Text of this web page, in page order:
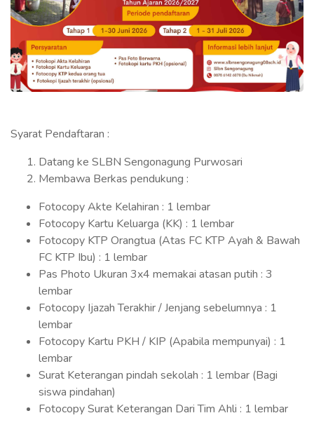
Syarat Pendaftaran :
Datang ke SLBN Sengonagung Purwosari
Membawa Berkas pendukung :
Fotocopy Akte Kelahiran : 1 lembar
Fotocopy Kartu Keluarga (KK) : 1 lembar
Fotocopy KTP Orangtua (Atas FC KTP Ayah & Bawah
FC KTP Ibu) : 1 lembar
Pas Photo Ukuran 3x4 memakai atasan putih : 3
lembar
Fotocopy Ijazah Terakhir / Jenjang sebelumnya : 1
lembar
Fotocopy Kartu PKH / KIP (Apabila mempunyai) : 1
lembar
Surat Keterangan pindah sekolah : 1 lembar (Bagi
siswa pindahan)
Fotocopy Surat Keterangan Dari Tim Ahli : 1 lembar